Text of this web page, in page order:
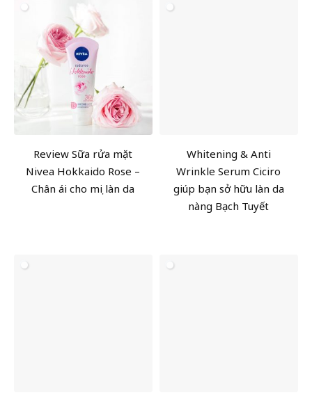
Review Sữa rửa mặt
Nivea Hokkaido Rose –
Chân ái cho mọi làn da
Whitening & Anti
Wrinkle Serum Ciciro
giúp bạn sở hữu làn da
nàng Bạch Tuyết